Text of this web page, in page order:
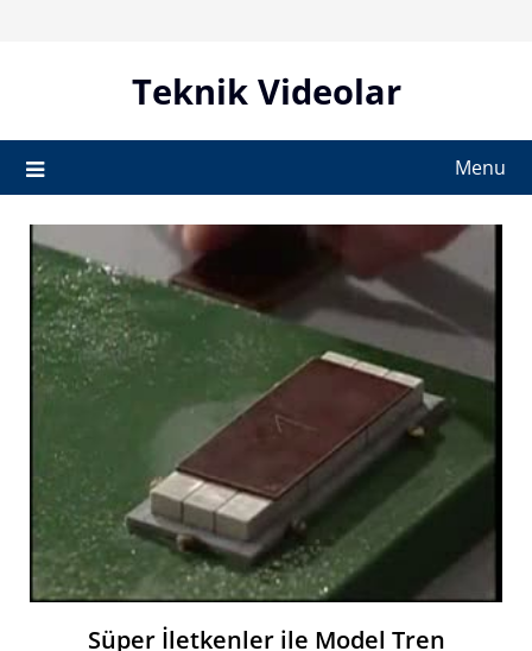
Teknik Videolar
Menu
Süper İletkenler ile Model Tren